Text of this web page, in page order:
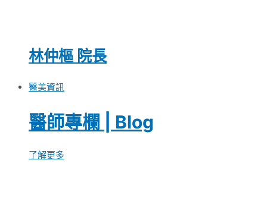
林仲樞 院長
醫美資訊
醫師專欄 | Blog
了解更多